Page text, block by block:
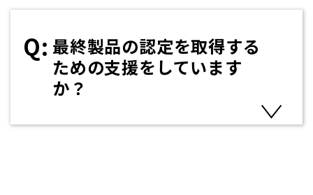
最終製品の認定を取得する
ための支援をしています
か？